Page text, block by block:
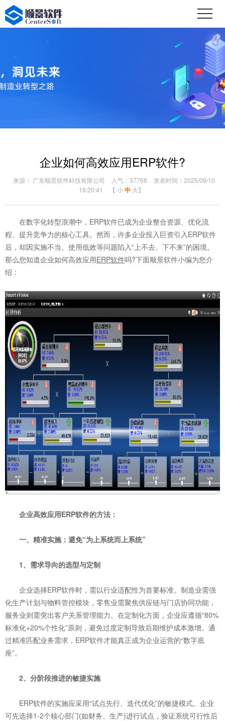
企业如何高效应用ERP软件?
来源： 广东顺景软件科技有限公司 人气：37768
发表时间：2025/09/10
16:20:41
【 小 中 大】
在数字化转型浪潮中，ERP软件已成为企业整合资源、优化流
程、提升竞争力的核心工具。然而，许多企业投入巨资引入ERP软件
后，却因实施不当、使用低效等问题陷入“上不去、下不来”的困境。
那么您知道企业如何高效应用ERP软件吗?下面顺景软件小编为您介
绍：
企业高效应用ERP软件的方法：
一、精准实施：避免“为上系统而上系统”
1、需求导向的选型与定制
企业选择ERP软件时，需以行业适配性为首要标准。制造业需强
化生产计划与物料管控模块，零售业需聚焦供应链与门店协同功能，
服务业则需突出客户关系管理能力。在定制化方面，企业应遵循“80%
标准化+20%个性化”原则，避免过度定制导致后期维护成本激增。通
过精准匹配业务需求，ERP软件才能真正成为企业运营的“数字底
座”。
2、分阶段推进的敏捷实施
ERP软件的实施应采用“试点先行、迭代优化”的敏捷模式。企业
可先选择1-2个核心部门(如财务、生产)进行试点，验证系统可行性后